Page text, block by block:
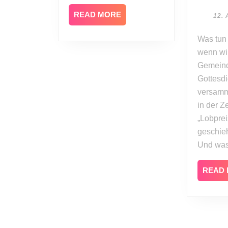
READ MORE
MORE
12.
Was tun wir eigentlich,
wenn
in der
Und
READ